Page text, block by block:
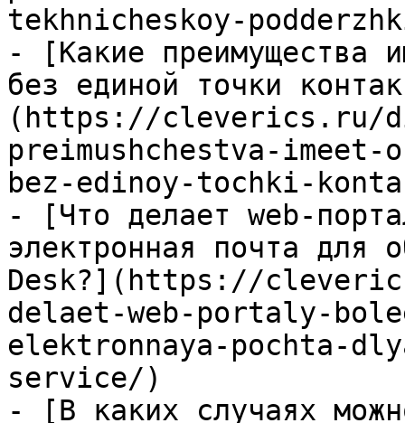
tekhnicheskoy-
- [Какие преимущества
без единой точки
(https://cleverics.ru/
preimushchestva-
bez-edinoy-tochki-
- [Что делает web-
электронная почта для
Desk?](https://
delaet-web-portaly-
elektronnaya-pochta-
service/)
- [В каких случаях